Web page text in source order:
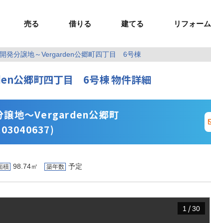
合）
土地
投資物件
売る
ション）
借りる
す
事業用TOP
エリアから探す
建てる
制注文住宅）
ウスイホームの家づくり
施工事例
リフォーム
TOP
ォームの魅力
ショールーム
リフォームの流れ
セミナー・講座
オーナー様へ
発分譲地～Vergarden公郷町四丁目 6号棟
公郷町四丁目 6号棟 物件詳細
譲地～Vergarden公郷町
積 98.74㎡ 築年数 予定
1/30